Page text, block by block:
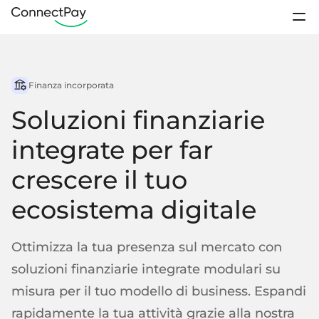
Programmi di
fidelizzazione
Club sportivo
Startup
Crowdfunding
Conti IBAN
Portafogli digitali
Pagamenti elettronici da portafoglio a portafoglio
Conti aziendali
IBAN per clienti individuali
Conti segregati
Prezzi
Chi siamo
Risorse
Aprire un conto
Assistenza / FAQ
Finanza incorporata
Soluzioni finanziarie
integrate per far
crescere il tuo
ecosistema digitale
Ottimizza la tua presenza sul mercato con
soluzioni finanziarie integrate modulari su
misura per il tuo modello di business. Espandi
rapidamente la tua attività grazie alla nostra